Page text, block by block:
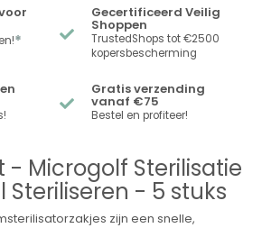
*
Gecertificeerd Veilig
Shoppen
TrustedShops tot €2500
kopersbescherming
Gratis verzending
vanaf €75
Bestel en profiteer!
- Microgolf Sterilisatie
Steriliseren - 5 stuks
zijn een snelle,